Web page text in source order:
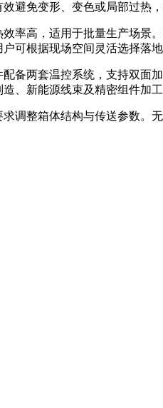
避免变形、变色或局部过热
率高，适用于批量生产场景
可根据现场空间灵活选择落
备两套温控系统，支持双面
、新能源线束及精密组件加工
调整箱体结构与传送参数。